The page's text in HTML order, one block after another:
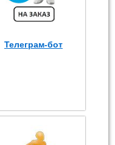
Телеграм-бот